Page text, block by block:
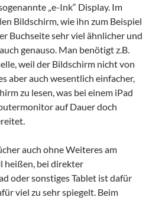
„e-Ink“ Display. Im
Bildschirm, wie ihn zum Beispiel
Buchseite sehr viel ähnlicher und
genauso. Man benötigt z.B.
weil der Bildschirm nicht von
aber auch wesentlich einfacher,
zu lesen, was bei einem iPad
auf Dauer doch
auch ohne Weiteres am
heißen, bei direkter
oder sonstiges Tablet ist dafür
viel zu sehr spiegelt. Beim